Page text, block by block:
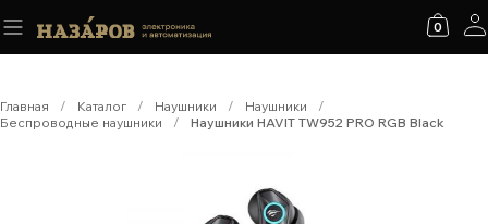
0
Главная / Каталог / Наушники / Наушники
/
Беспроводные наушники
/ Наушники HAVIT TW952 PRO RGB Black